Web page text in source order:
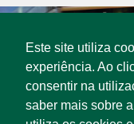
Este site utiliza
experiência. Ao
consentir na
saber mais sobre